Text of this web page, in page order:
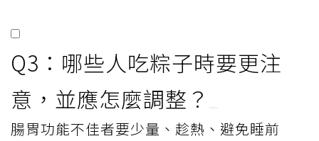
Q3：哪些人吃粽子時要更注
意，並應怎麼調整？
腸胃功能不佳者要少量、趁熱、避免睡前